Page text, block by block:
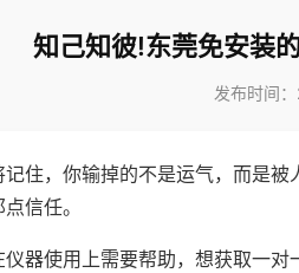
知己知彼!东莞免安装
发布时间
记住，你输掉的不是运气，而是
信任。
仪器使用上需要帮助，想获取一